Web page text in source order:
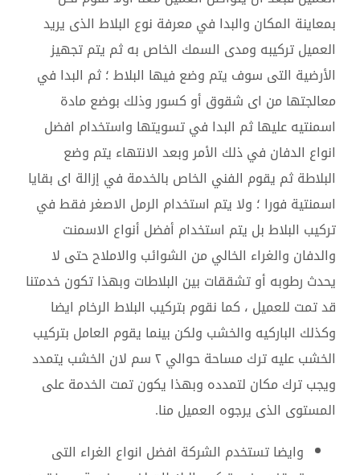
بمعاينة المكان والبدا في معرفة نوع البلاط الذى يريد
العميل تركيبه ومدى السمك الخاص به ثم يتم تجهيز
الأرضية التى سوف يتم وضع فيها البلاط ؛ ثم البدا في
معالجتها من اى شقوق أو كسور وذلك بوضع مادة
اسمنتيه عليها ثم البدا في تسويتها واستخدام افضل
انواع الدفان في ذلك الأمر وبعد الانتهاء يتم وضع
البلاطة ثم يقوم الفني الخاص بالخدمة في إزالة اى بقايا
اسمنتية فورا ؛ ولا يتم استخدام الرمل الاصغر فقط في
تركيب البلاط بل يتم استخدام أفضل أنواع الاسمنت
والدفان والغراء الخالي من الشوائب والاملاح حتى لا
يحدث رطوبه أو تشققات بين البلاطات وبهذا تكون خدمتنا
قد تمت للعميل ، كما نقوم بتركيب البلاط الرخام ايضا
وكذلك الباركيه والخشب ولكن بينما يقوم العامل بتركيب
الخشب عليه ترك مساحة حوالي ٢ سم لان الخشب يتمدد
ويجب ترك مكان لتمدده وبهذا يكون تمت الخدمة على
المستوى الذى يرجوه العميل منا.
وايضا تستخدم الشركة افضل انواع الغراء التى